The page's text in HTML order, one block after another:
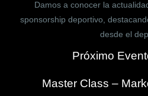
Damos a conocer la
sponsorship deportivo,
desde el
Próximo
Master Class –